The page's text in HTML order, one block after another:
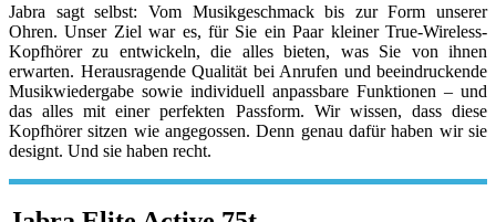
Jabra sagt selbst: Vom Musikgeschmack bis zur Form unserer
Ohren. Unser Ziel war es, für Sie ein Paar kleiner True-Wireless-
Kopfhörer zu entwickeln, die alles bieten, was Sie von ihnen
erwarten. Herausragende Qualität bei Anrufen und beeindruckende
Musikwiedergabe sowie individuell anpassbare Funktionen – und
das alles mit einer perfekten Passform. Wir wissen, dass diese
Kopfhörer sitzen wie angegossen. Denn genau dafür haben wir sie
designt. Und sie haben recht.